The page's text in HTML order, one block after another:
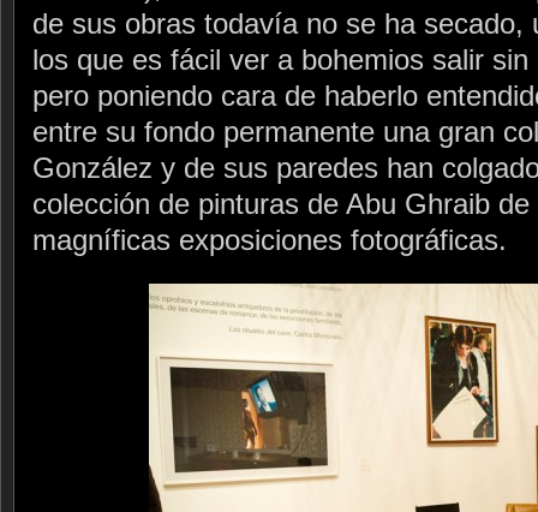
de sus obras todavía no se ha secado,
los que es fácil ver a bohemios salir
pero poniendo cara de haberlo
entre su fondo permanente una gran
González y de sus paredes han
colección de pinturas de Abu Ghraib
magníficas exposiciones fotográficas.